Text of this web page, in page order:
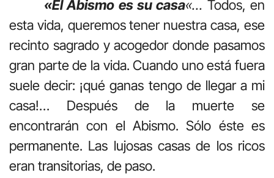
«El Abismo es su casa«… Todos, en
esta vida, queremos tener nuestra casa, ese
recinto sagrado y acogedor donde pasamos
gran parte de la vida. Cuando uno está fuera
suele decir: ¡qué ganas tengo de llegar a mi
casa!… Después de la muerte se
encontrarán con el Abismo. Sólo éste es
permanente. Las lujosas casas de los ricos
eran transitorias, de paso.